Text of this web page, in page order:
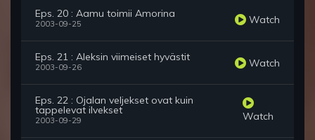
Eps. 20 : Aamu toimii Amorina
2003-09-25 Watch
Eps. 21 : Aleksin viimeiset hyvästit
2003-09-26 Watch
Eps. 22 : Ojalan veljekset ovat kuin
tappelevat ilvekset
2003-09-29 Watch